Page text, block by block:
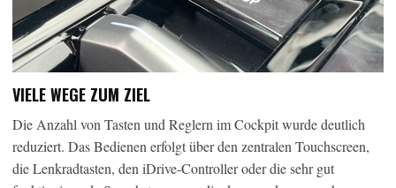
VIELE WEGE ZUM ZIEL
Die Anzahl von Tasten und Reglern im Cockpit wurde deutlich
reduziert. Das Bedienen erfolgt über den zentralen Touchscreen,
die Lenkradtasten, den iDrive-Controller oder die sehr gut